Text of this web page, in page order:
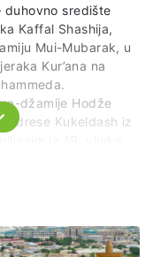
duhovno središte
Kaffal Shashija,
Mui-Mubarak, u
Kur’ana na
džamije Hodže
Kukeldash iz
i
Navoi
ponosom